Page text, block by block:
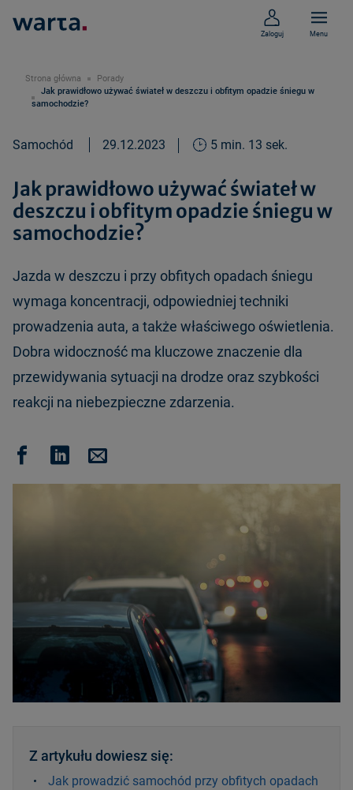
Zaloguj Menu
Strona główna
Porady
Jak prawidłowo używać świateł w deszczu i obfitym opadzie śniegu w
samochodzie?
Samochód 29.12.2023 5 min. 13 sek.
Jak prawidłowo używać świateł w
deszczu i obfitym opadzie śniegu w
samochodzie?
Jazda w deszczu i przy obfitych opadach śniegu
wymaga koncentracji, odpowiedniej techniki
prowadzenia auta, a także właściwego oświetlenia.
Dobra widoczność ma kluczowe znaczenie dla
przewidywania sytuacji na drodze oraz szybkości
reakcji na niebezpieczne zdarzenia.
Z artykułu dowiesz się:
Jak prowadzić samochód przy obfitych opadach